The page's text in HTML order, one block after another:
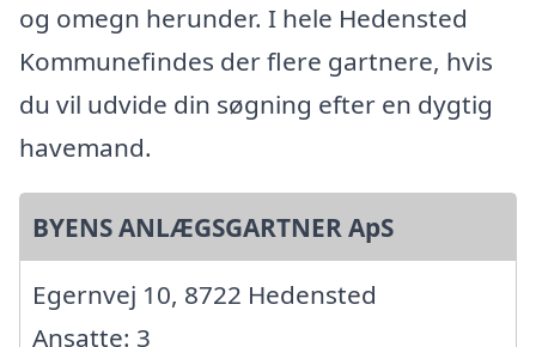
og omegn herunder. I hele Hedensted
Kommunefindes der flere gartnere, hvis
du vil udvide din søgning efter en dygtig
havemand.
BYENS ANLÆGSGARTNER ApS
Egernvej 10, 8722 Hedensted
Ansatte: 3